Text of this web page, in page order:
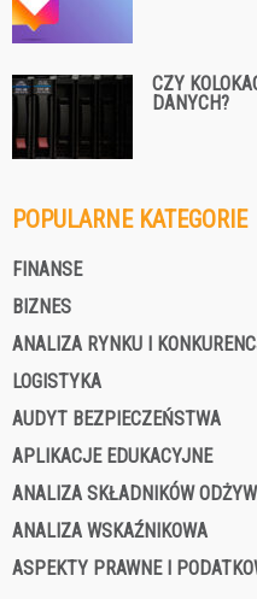
CZY
DANYCH?
POPULARNE KATEGORIE
FINANSE
BIZNES
ANALIZA RYNKU I
LOGISTYKA
AUDYT BEZPIECZEŃSTWA
APLIKACJE EDUKACYJNE
ANALIZA SKŁADNIKÓW
ANALIZA WSKAŹNIKOWA
ASPEKTY PRAWNE I